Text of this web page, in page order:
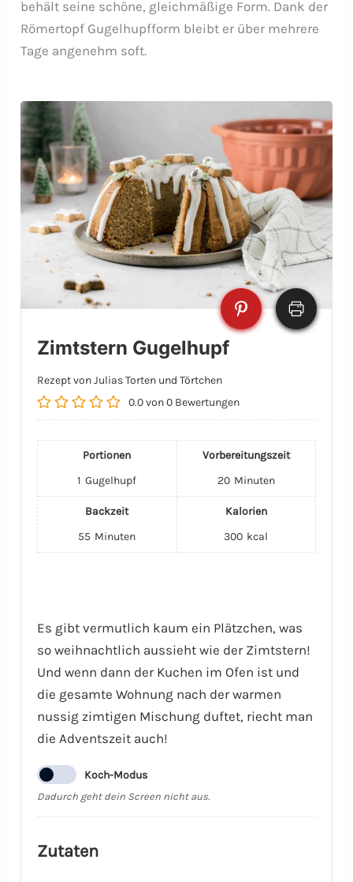
behält seine schöne, gleichmäßige Form. Dank der
Römertopf Gugelhupfform bleibt er über mehrere
Tage angenehm soft.
Zimtstern Gugelhupf
Rezept von Julias Torten und Törtchen
0.0von0 Bewertungen
Portionen
1 Gugelhupf
Vorbereitungszeit
20 Minuten
Backzeit
55 Minuten
Kalorien
300 kcal
Es gibt vermutlich kaum ein Plätzchen, was
so weihnachtlich aussieht wie der Zimtstern!
Und wenn dann der Kuchen im Ofen ist und
die gesamte Wohnung nach der warmen
nussig zimtigen Mischung duftet, riecht man
die Adventszeit auch!
Koch-Modus
Dadurch geht dein Screen nicht aus.
Zutaten